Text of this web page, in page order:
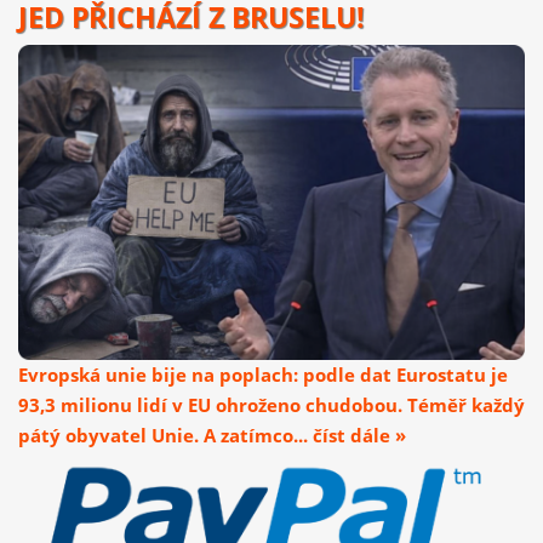
JED PŘICHÁZÍ Z BRUSELU!
Evropská unie bije na poplach: podle dat Eurostatu je
93,3 milionu lidí v EU ohroženo chudobou. Téměř každý
pátý obyvatel Unie. A zatímco... číst dále »